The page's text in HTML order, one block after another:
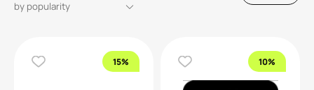
15% 10%